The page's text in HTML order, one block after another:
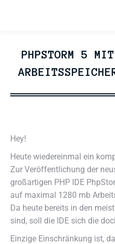
PHPSTORM 5
Hey!
Heute wiedereinmal ein
Zur Veröffentlichung der
großartigen PHP IDE
auf maximal 1280 mb
Da heute bereits in den
sind, soll die IDE sich die
Einzige Einschränkung ist,